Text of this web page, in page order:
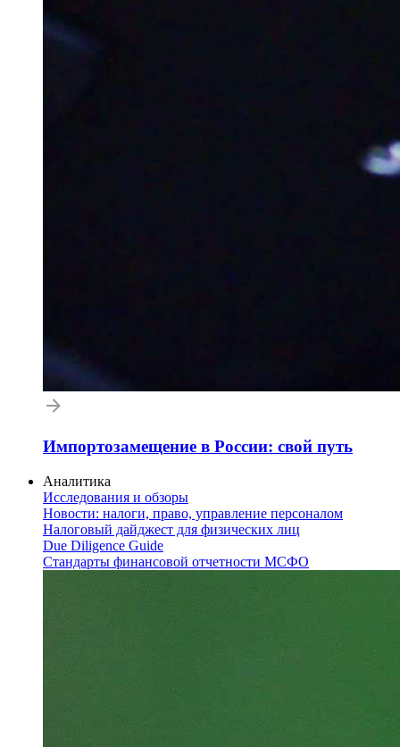
Импортозамещение в России: свой путь
Аналитика
Исследования и обзоры
Новости: налоги, право, управление персоналом
Налоговый дайджест для физических лиц
Due Diligence Guide
Стандарты финансовой отчетности МСФО